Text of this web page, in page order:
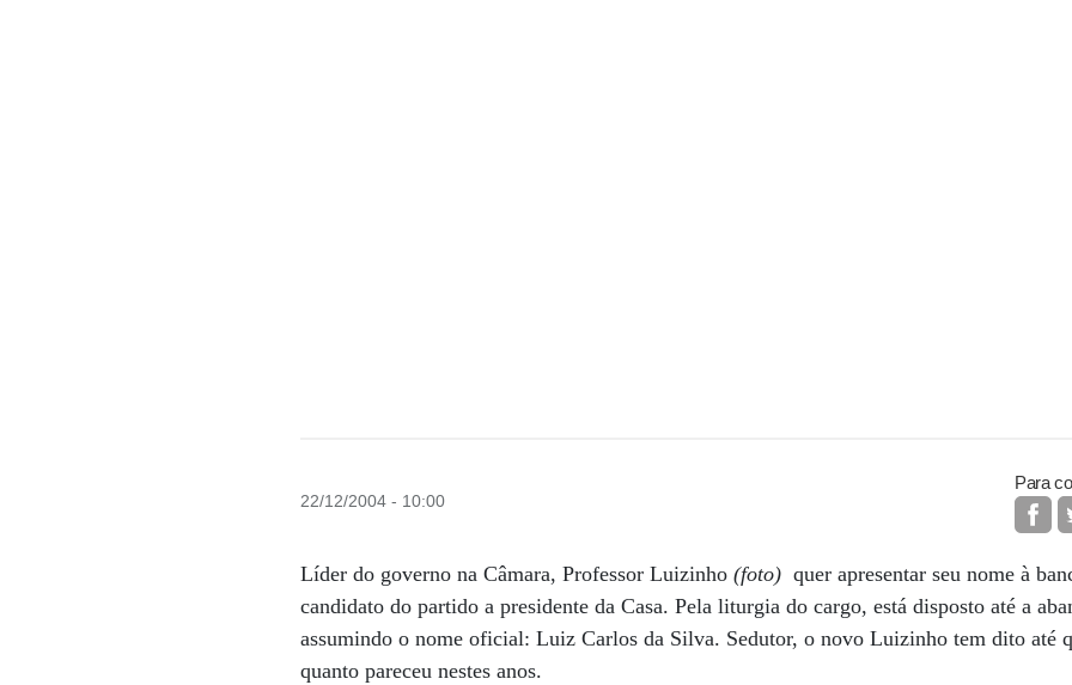
22/12/2004 - 10:00
Para
Líder do governo na Câmara, Professor Luizinho(foto)quer apresentar seu nome à
candidato do partido a presidente da Casa. Pela liturgia do cargo, está disposto até a
assumindo o nome oficial: Luiz Carlos da Silva. Sedutor, o novo Luizinho tem dito até
quanto pareceu nestes anos.